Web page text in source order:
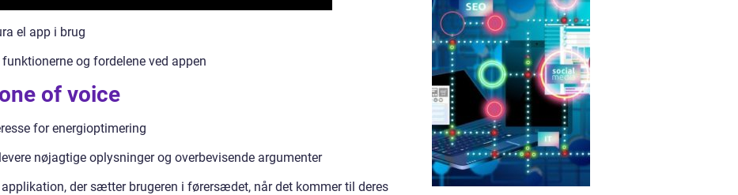
el app i brug
og fordelene ved appen
of voice
for energioptimering
nøjagtige oplysninger og overbevisende argumenter
der sætter brugeren i førersædet, når det kommer til deres